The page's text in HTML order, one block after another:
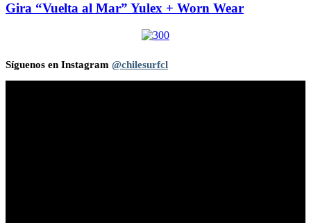
Gira “Vuelta al Mar” Yulex + Worn Wear
Síguenos en Instagram @chilesurfcl